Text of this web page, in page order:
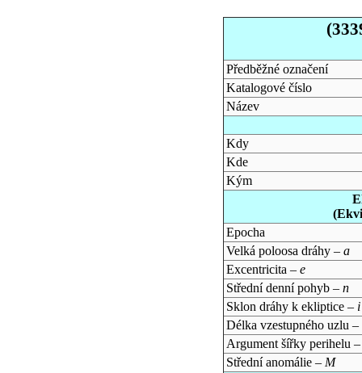
Předběžné označení
Katalogové číslo
Název
Kdy
Kde
Kým
Epocha
Velká poloosa dráhy – a
Excentricita – e
Střední denní pohyb – n
Sklon dráhy k ekliptice – i
Délka vzestupného uzlu –
Argument šířky perihelu
Střední anomálie – M